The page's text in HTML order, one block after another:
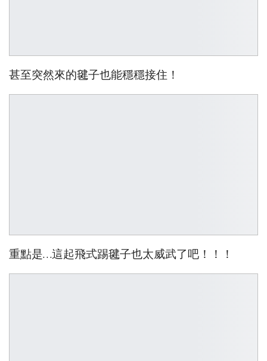
甚至突然來的毽子也能穩穩接住！
重點是…這起飛式踢毽子也太威武了吧！！！